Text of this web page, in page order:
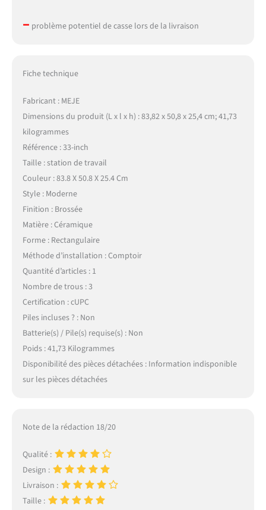
– problème potentiel de casse lors de la livraison
Fiche technique
Fabricant : MEJE
Dimensions du produit (L x l x h) : 83,82 x 50,8 x 25,4 cm; 41,73
kilogrammes
Référence : 33-inch
Taille : station de travail
Couleur : 83.8 X 50.8 X 25.4 Cm
Style : Moderne
Finition : Brossée
Matière : Céramique
Forme : Rectangulaire
Méthode d’installation : Comptoir
Quantité d’articles : 1
Nombre de trous : 3
Certification : cUPC
Piles incluses ? : Non
Batterie(s) / Pile(s) requise(s) : Non
Poids : 41,73 Kilogrammes
Disponibilité des pièces détachées : Information indisponible
sur les pièces détachées
Note de la rédaction 18/20
Qualité :
Design :
Livraison :
Taille :